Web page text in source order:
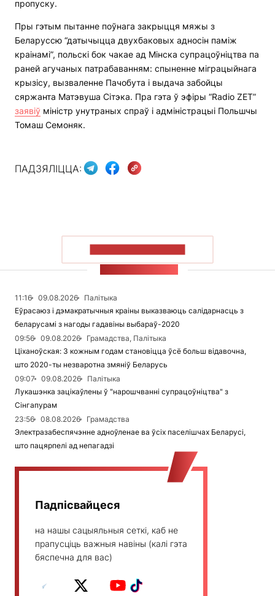
пропуску.
Пры гэтым пытанне поўнага закрыцця мяжы з
Беларуссю “датычыцца двухбаковых адносін паміж
краінамі”, польскі бок чакае ад Мінска супрацоўніцтва па
раней агучаных патрабаванням: спыненне міграцыйнага
крызісу, вызваленне Пачобута і выдача забойцы
сяржанта Матэвуша Сітэка. Пра гэта ў эфіры “Radio ZET”
заявіў міністр унутраных спраў і адміністрацыі Польшчы
Томаш Семоняк.
ПАДЗЯЛІЦЦА:
11:16 09.08.2026
Палітыка
Еўрасаюз і дэмакратычныя краіны выказваюць салідарнасць з
беларусамі з нагоды гадавіны выбараў-2020
09:56
09.08.2026
Грамадства, Палітыка
Ціханоўская: З кожным годам становіцца ўсё больш відавочна,
што 2020-ты незваротна змяніў Беларусь
09:07
09.08.2026
Палітыка
Лукашэнка зацікаўлены ў "нарошчванні супрацоўніцтва" з
Сінгапурам
23:56
08.08.2026
Грамадства
Электразабеспячэнне адноўленае ва ўсіх паселішчах Беларусі,
што пацярпелі ад непагадзі
Падпісвайцеся
на нашы сацыяльныя сеткі, каб не
прапусціць важныя навіны (калі гэта
бяспечна для вас)